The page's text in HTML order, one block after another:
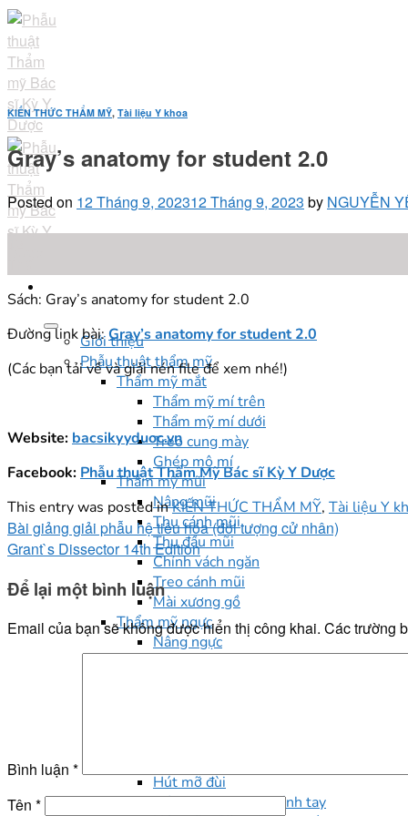
Skip
to
content
Giới thiệu
Phẫu thuật thẩm mỹ
Thẩm mỹ mắt
Thẩm mỹ mí trên
Thẩm mỹ mí dưới
Treo cung mày
Ghép mô mí
Thẩm mỹ mũi
Nâng mũi
Thu cánh mũi
Thu đầu mũi
Chỉnh vách ngăn
Treo cánh mũi
Mài xương gồ
Thẩm mỹ ngực
Nâng ngực
Hút mỡ đùi
Hút mỡ - Căng da cánh tay
KIẾN THỨC THẨM MỸ, Tài liệu Y khoa
Gray’s anatomy for student 2.0
Posted on 12 Tháng 9, 202312 Tháng 9, 2023 by NGUYỄN
Sách: Gray’s anatomy for student 2.0
Đường link bài:Gray’s anatomy for student 2.0
(Các bạn tải về và giải nén file để xem nhé!)
Website: bacsikyyduoc.vn
Facebook: Phẫu thuật Thẩm Mỹ Bác sĩ Kỳ Y Dược
This entry was posted inKIẾN THỨC THẨM MỸ, Tài liệu Y
Bài giảng giải phẫu hệ tiêu hóa (đối tượng cử nhân)
Grant`s Dissector 14th Edition
Để lại một bình luận
Email của bạn sẽ không được hiển thị công khai. Các trường
Bình luận *
Tên *